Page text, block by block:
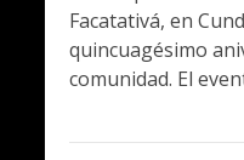
Facatativá, en
quincuagésimo
comunidad. El